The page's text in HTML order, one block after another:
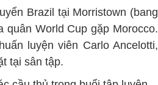
Brazil tại Morristown (bang
quân World Cup gặp Morocco.
luyện viên Carlo Ancelotti,
tại sân tập.